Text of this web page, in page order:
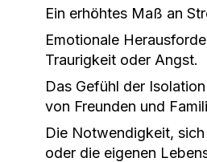
Ein erhöhtes Maß an
Emotionale
Traurigkeit oder Angst.
Das Gefühl der
von Freunden und
Die Notwendigkeit,
oder die eigenen